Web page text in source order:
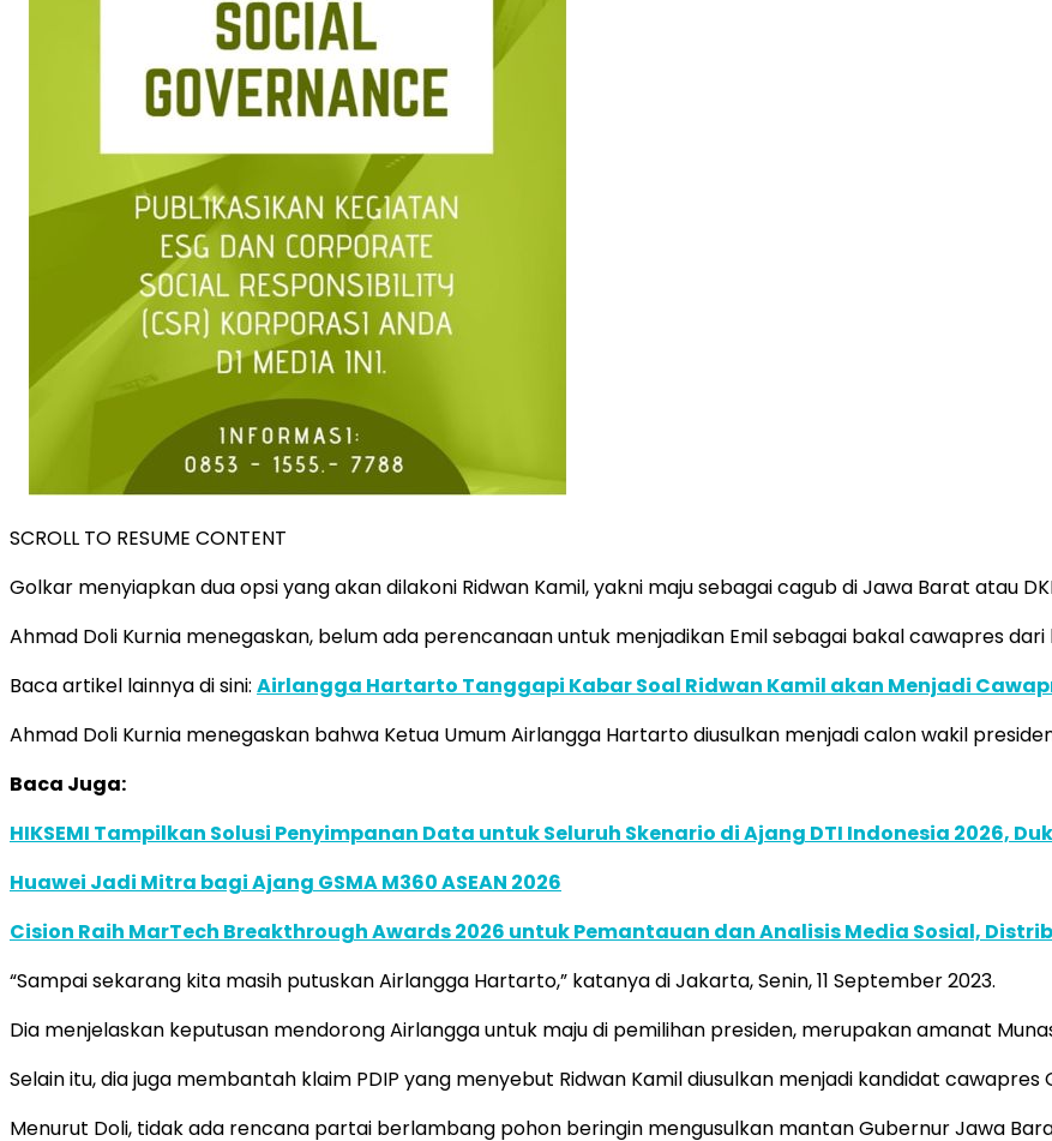
SCROLL TO RESUME CONTENT
Golkar menyiapkan dua opsi yang akan dilakoni Ridwan Kamil, yakni maju sebagai cagub di Jawa Barat atau
Ahmad Doli Kurnia menegaskan, belum ada perencanaan untuk menjadikan Emil sebagai bakal cawapres
Baca artikel lainnya di sini: Airlangga Hartarto Tanggapi Kabar Soal Ridwan Kamil akan Menjadi
Ahmad Doli Kurnia menegaskan bahwa Ketua Umum Airlangga Hartarto diusulkan menjadi calon wakil
Baca Juga:
HIKSEMI Tampilkan Solusi Penyimpanan Data untuk Seluruh Skenario di Ajang DTI Indonesia 2026,
Huawei Jadi Mitra bagi Ajang GSMA M360 ASEAN 2026
Cision Raih MarTech Breakthrough Awards 2026 untuk Pemantauan dan Analisis Media Sosial,
“Sampai sekarang kita masih putuskan Airlangga Hartarto,” katanya di Jakarta, Senin, 11 September 2023.
Dia menjelaskan keputusan mendorong Airlangga untuk maju di pemilihan presiden, merupakan amanat
Selain itu, dia juga membantah klaim PDIP yang menyebut Ridwan Kamil diusulkan menjadi kandidat cawapres
Menurut Doli, tidak ada rencana partai berlambang pohon beringin mengusulkan mantan Gubernur Jawa